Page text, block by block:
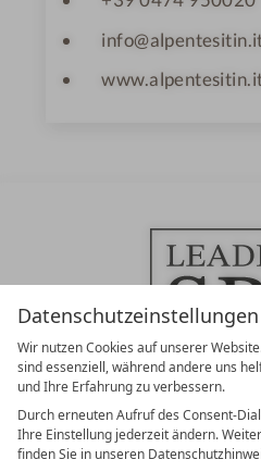
Datenschutzeinstellungen
Wir nutzen Cookies auf unserer
sind essenziell, während andere uns
und Ihre Erfahrung zu verbessern.
Durch erneuten Aufruf des Consent-
Ihre Einstellung jederzeit ändern.
finden Sie in unseren
LEADING SPA
10. Oktober